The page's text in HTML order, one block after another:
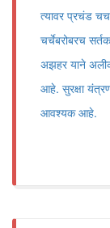
त्यावर प्रचंड
चर्चेबरोबरच
अझहर याने
आहे. सुरक्षा
आवश्यक आहे.